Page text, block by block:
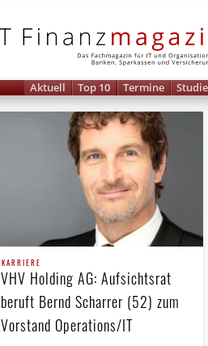
Aktuell Top 10 Termine
KARRIERE
VHV Holding AG: Aufsichtsrat
beruft Bernd Scharrer (52) zum
Vorstand Operations/IT